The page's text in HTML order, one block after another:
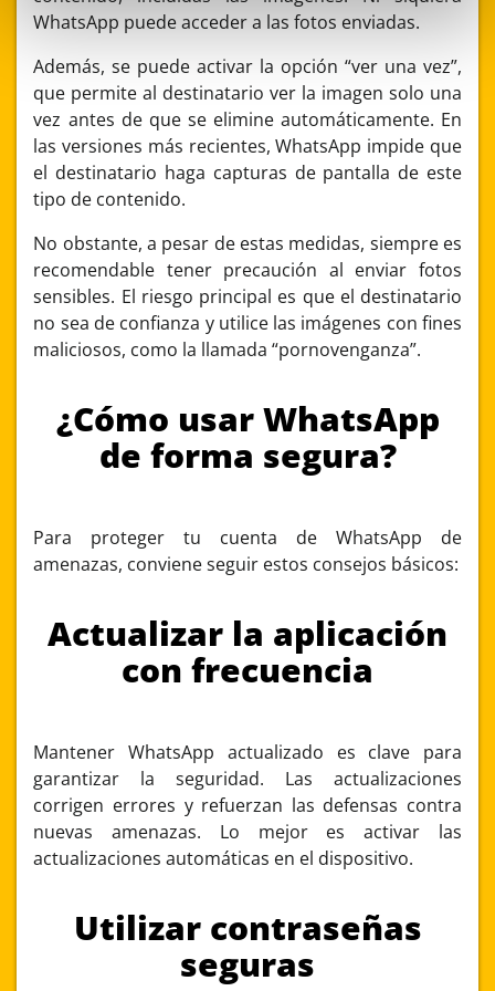
WhatsApp puede acceder a las fotos enviadas.
Además, se puede activar la opción “ver una vez”,
que permite al destinatario ver la imagen solo una
vez antes de que se elimine automáticamente. En
las versiones más recientes, WhatsApp impide que
el destinatario haga capturas de pantalla de este
tipo de contenido.
No obstante, a pesar de estas medidas, siempre es
recomendable tener precaución al enviar fotos
sensibles. El riesgo principal es que el destinatario
no sea de confianza y utilice las imágenes con fines
maliciosos, como la llamada “pornovenganza”.
¿Cómo usar WhatsApp
de forma segura?
Para proteger tu cuenta de WhatsApp de
amenazas, conviene seguir estos consejos básicos:
Actualizar la aplicación
con frecuencia
Mantener WhatsApp actualizado es clave para
garantizar la seguridad. Las actualizaciones
corrigen errores y refuerzan las defensas contra
nuevas amenazas. Lo mejor es activar las
actualizaciones automáticas en el dispositivo.
Utilizar contraseñas
seguras